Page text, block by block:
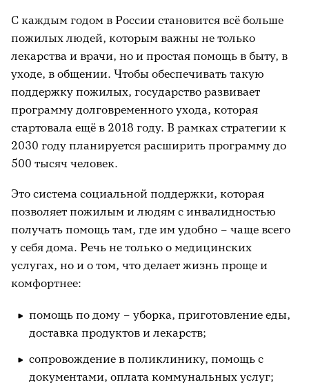
С каждым годом в России становится всё больше
пожилых людей, которым важны не только
лекарства и врачи, но и простая помощь в быту, в
уходе, в общении. Чтобы обеспечивать такую
поддержку пожилых, государство развивает
программу долговременного ухода, которая
стартовала ещё в 2018 году. В рамках стратегии к
2030 году планируется расширить программу до
500 тысяч человек.
Это система социальной поддержки, которая
позволяет пожилым и людям с инвалидностью
получать помощь там, где им удобно – чаще всего
у себя дома. Речь не только о медицинских
услугах, но и о том, что делает жизнь проще и
комфортнее:
помощь по дому – уборка, приготовление еды,
доставка продуктов и лекарств;
сопровождение в поликлинику, помощь с
документами, оплата коммунальных услуг;